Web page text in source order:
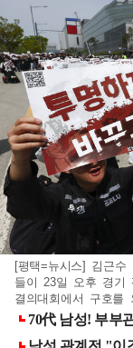
[평택=뉴시스] 김근
들이 23일 오후 경기
결의대회에서 구호를